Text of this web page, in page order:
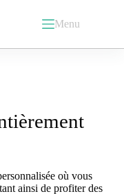
Menu
où vous
ainsi de profiter des